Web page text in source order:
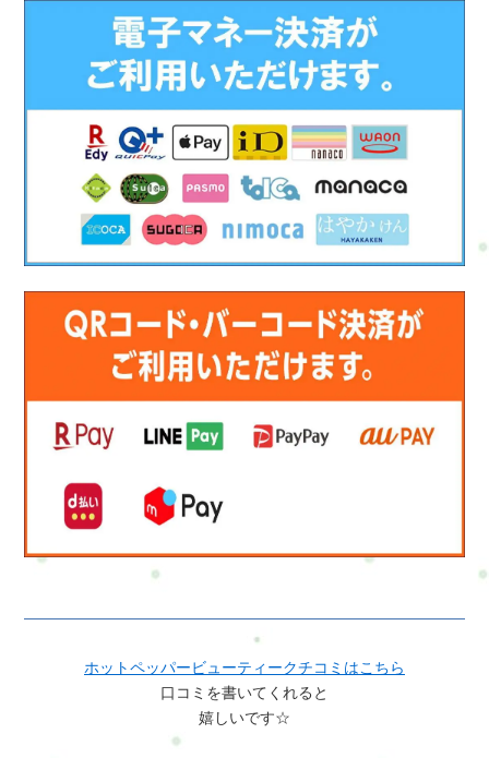
ホットペッパービューティークチコミはこちら
口コミを書いてくれると
嬉しいです☆